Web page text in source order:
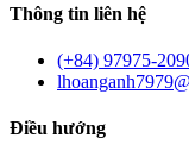
Thông tin liên hệ
(+84) 97975-
Điều hướng